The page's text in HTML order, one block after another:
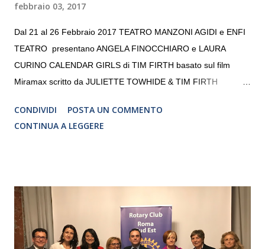
febbraio 03, 2017
Dal 21 al 26 Febbraio 2017 TEATRO MANZONI AGIDI e ENFI
TEATRO presentano ANGELA FINOCCHIARO e LAURA
CURINO CALENDAR GIRLS di TIM FIRTH basato sul film
Miramax scritto da JULIETTE TOWHIDE & TIM FIRTH
CRISTINA PEZZOLI
CONDIVIDI
POSTA UN COMMENTO
CONTINUA A LEGGERE